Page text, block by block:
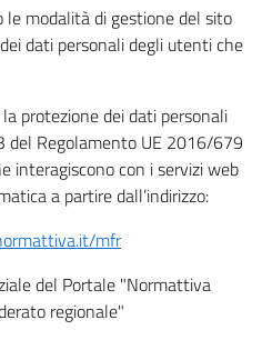
le modalità di gestione del sito
dati personali degli utenti che
protezione dei dati personali
del Regolamento UE 2016/679
interagiscono con i servizi web
a partire dall’indirizzo:
mfr
del Portale "Normattiva
regionale"